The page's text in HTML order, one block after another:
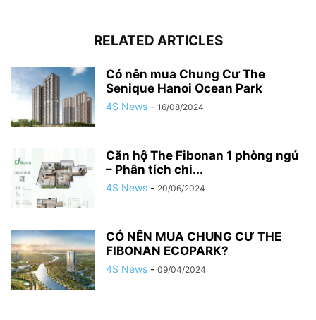
RELATED ARTICLES
Có nên mua Chung Cư The
Senique Hanoi Ocean Park
4S News - 16/08/2024
Căn hộ The Fibonan 1 phòng ngủ
– Phân tích chi...
4S News - 20/06/2024
CÓ NÊN MUA CHUNG CƯ THE
FIBONAN ECOPARK?
4S News - 09/04/2024